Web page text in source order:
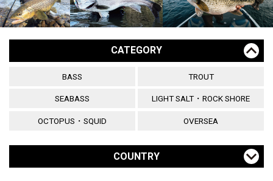
CATEGORY
BASS TROUT
SEABASS LIGHT SALT・ROCK SHORE
OCTOPUS・SQUID OVERSEA
COUNTRY